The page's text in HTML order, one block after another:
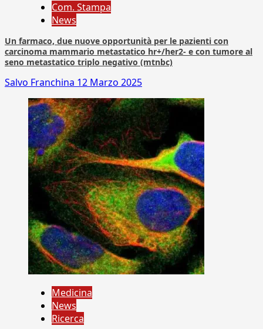
Com. Stampa
News
Un farmaco, due nuove opportunità per le pazienti con
carcinoma mammario metastatico hr+/her2- e con tumore al
seno metastatico triplo negativo (mtnbc)
Salvo Franchina 12 Marzo 2025
Medicina
News
Ricerca